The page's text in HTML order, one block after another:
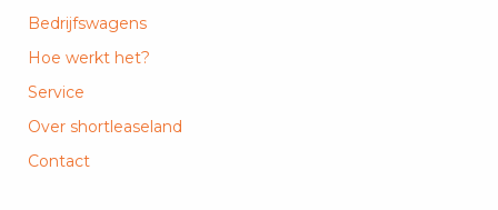
Bedrijfswagens
Hoe werkt het?
Service
Over shortleaseland
Contact